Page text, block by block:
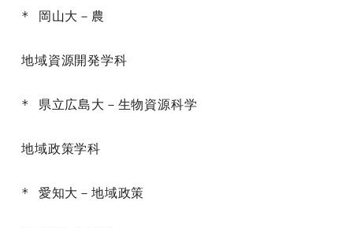
* 岡山大－農
地域資源開発学科
* 県立広島大－生物資源科学
地域政策学科
* 愛知大－地域政策